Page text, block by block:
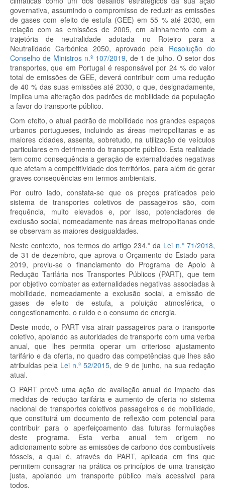
governativa, assumindo o compromisso de reduzir as emissões
de gases com efeito de estufa (GEE) em 55 % até 2030, em
relação com as emissões de 2005, em alinhamento com a
trajetória de neutralidade adotada no Roteiro para a
Neutralidade Carbónica 2050, aprovado pela Resolução do
Conselho de Ministros n.º 107/2019, de 1 de julho. O setor dos
transportes, que em Portugal é responsável por 24 % do valor
total de emissões de GEE, deverá contribuir com uma redução
de 40 % das suas emissões até 2030, o que, designadamente,
implica uma alteração dos padrões de mobilidade da população
a favor do transporte público.
Com efeito, o atual padrão de mobilidade nos grandes espaços
urbanos portugueses, incluindo as áreas metropolitanas e as
maiores cidades, assenta, sobretudo, na utilização de veículos
particulares em detrimento do transporte público. Esta realidade
tem como consequência a geração de externalidades negativas
que afetam a competitividade dos territórios, para além de gerar
graves consequências em termos ambientais.
Por outro lado, constata-se que os preços praticados pelo
sistema de transportes coletivos de passageiros são, com
frequência, muito elevados e, por isso, potenciadores de
exclusão social, nomeadamente nas áreas metropolitanas onde
se observam as maiores desigualdades.
Neste contexto, nos termos do artigo 234.º da Lei n.º 71/2018,
de 31 de dezembro, que aprova o Orçamento do Estado para
2019, previu-se o financiamento do Programa de Apoio à
Redução Tarifária nos Transportes Públicos (PART), que tem
por objetivo combater as externalidades negativas associadas à
mobilidade, nomeadamente a exclusão social, a emissão de
gases de efeito de estufa, a poluição atmosférica, o
congestionamento, o ruído e o consumo de energia.
Deste modo, o PART visa atrair passageiros para o transporte
coletivo, apoiando as autoridades de transporte com uma verba
anual, que lhes permita operar um criterioso ajustamento
tarifário e da oferta, no quadro das competências que lhes são
atribuídas pela Lei n.º 52/2015, de 9 de junho, na sua redação
atual.
O PART prevê uma ação de avaliação anual do impacto das
medidas de redução tarifária e aumento de oferta no sistema
nacional de transportes coletivos passageiros e de mobilidade,
que constituirá um documento de reflexão com potencial para
contribuir para o aperfeiçoamento das futuras formulações
deste programa. Esta verba anual tem origem no
adicionamento sobre as emissões de carbono dos combustíveis
fósseis, a qual é, através do PART, aplicada em fins que
permitem consagrar na prática os princípios de uma transição
justa, apoiando um transporte público mais acessível para
todos.